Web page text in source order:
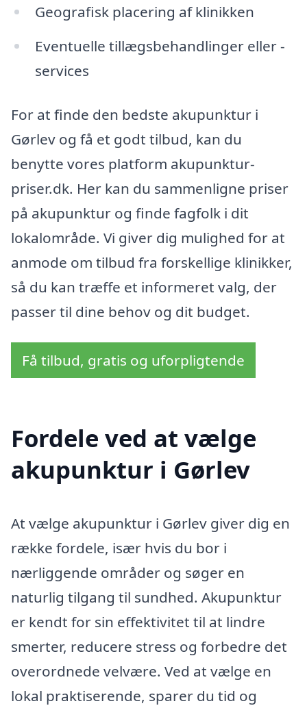
Geografisk placering af klinikken
Eventuelle tillægsbehandlinger eller -
services
For at finde den bedste akupunktur i
Gørlev og få et godt tilbud, kan du
benytte vores platform akupunktur-
priser.dk. Her kan du sammenligne priser
på akupunktur og finde fagfolk i dit
lokalområde. Vi giver dig mulighed for at
anmode om tilbud fra forskellige klinikker,
så du kan træffe et informeret valg, der
passer til dine behov og dit budget.
Få tilbud, gratis og uforpligtende
Fordele ved at vælge
akupunktur i Gørlev
At vælge akupunktur i Gørlev giver dig en
række fordele, især hvis du bor i
nærliggende områder og søger en
naturlig tilgang til sundhed. Akupunktur
er kendt for sin effektivitet til at lindre
smerter, reducere stress og forbedre det
overordnede velvære. Ved at vælge en
lokal praktiserende, sparer du tid og